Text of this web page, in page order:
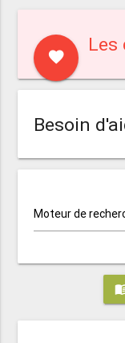
favorite
Les
Besoin
Moteur de